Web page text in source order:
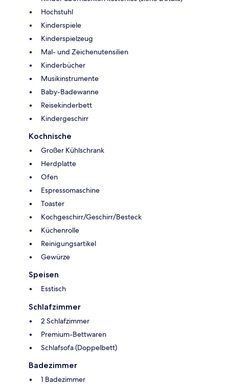
Hochstuhl
Kinderspiele
Kinderspielzeug
Mal- und Zeichenutensilien
Kinderbücher
Musikinstrumente
Baby-Badewanne
Reisekinderbett
Kindergeschirr
Kochnische
Großer Kühlschrank
Herdplatte
Ofen
Espressomaschine
Toaster
Kochgeschirr/Geschirr/Besteck
Küchenrolle
Reinigungsartikel
Gewürze
Speisen
Esstisch
Schlafzimmer
2 Schlafzimmer
Premium-Bettwaren
Schlafsofa (Doppelbett)
Badezimmer
1 Badezimmer